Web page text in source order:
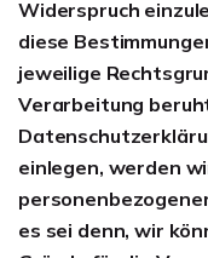
Widerspruch
diese
jeweilige
Verarbeitung
einlegen, werden
es sei denn, wir